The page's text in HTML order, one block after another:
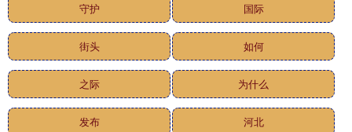
守护 国际
街头 如何
之际 为什么
发布 河北